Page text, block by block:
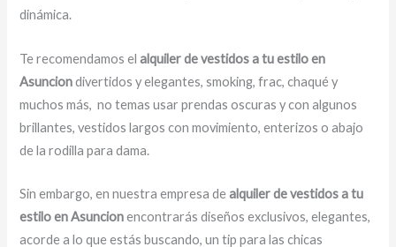
dinámica.
Te recomendamos elalquiler de vestidos a tu estilo en
Asunciondivertidos y elegantes, smoking, frac, chaqué y
muchos más, no temas usar prendas oscuras y con algunos
brillantes, vestidos largos con movimiento, enterizos o abajo
de la rodilla para dama.
Sin embargo, en nuestra empresa dealquiler de vestidos a tu
estilo en Asuncionencontrarás diseños exclusivos, elegantes,
acorde a lo que estás buscando, un tip para las chicas